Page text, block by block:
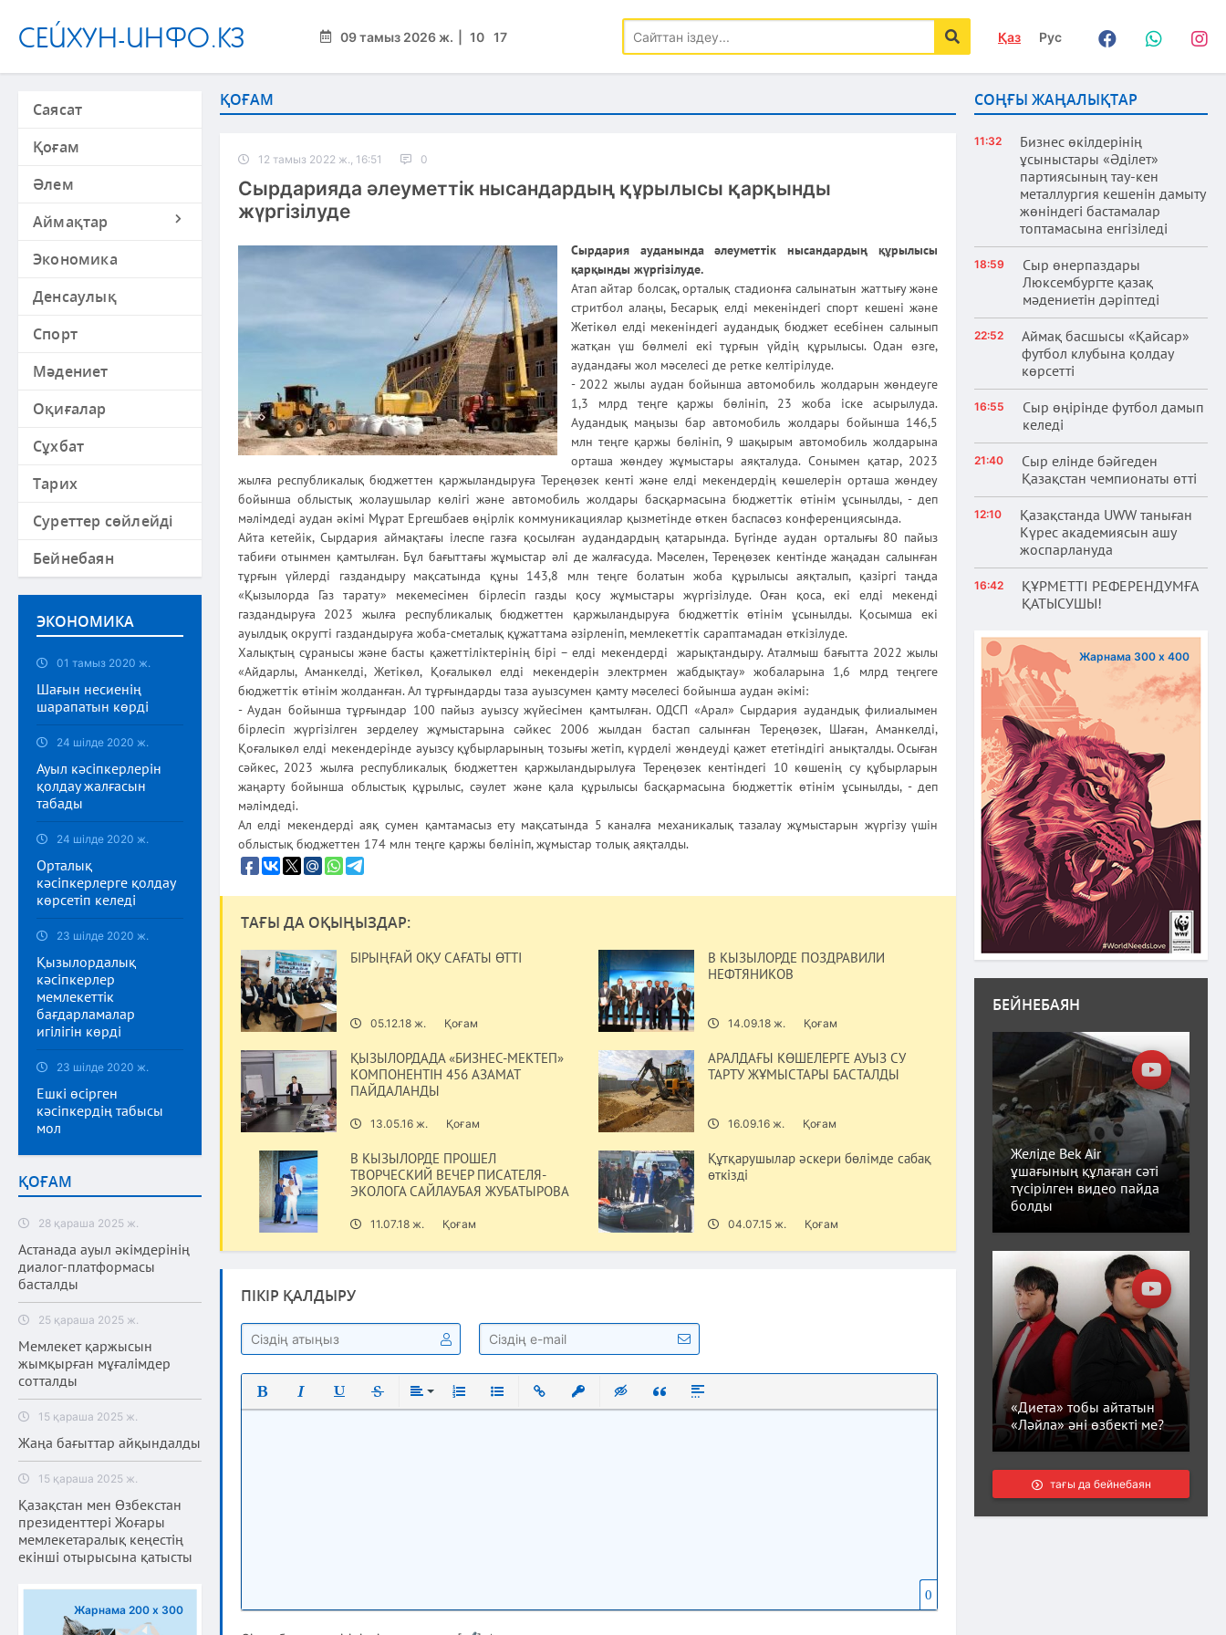
СЕЙХУН-ИНФО.КЗ 09 тамыз 2026 ж. 10 17
іздеу
Қаз
Рус
Саясат
Қоғам
Әлем
Аймақтар
Экономика
Денсаулық
Спорт
Мәдениет
Оқиғалар
Сұхбат
Тарих
Суреттер сөйлейді
Бейнебаян
ЭКОНОМИКА
01 тамыз 2020 ж.
Шағын несиенің
шарапатын көрді
24 шілде 2020 ж.
Ауыл кәсіпкерлерін
қолдау жалғасын
табады
24 шілде 2020 ж.
Орталық
кәсіпкерлерге қолдау
көрсетіп келеді
23 шілде 2020 ж.
Қызылордалық
кәсіпкерлер
мемлекеттік
бағдарламалар
игілігін көрді
23 шілде 2020 ж.
Ешкі өсірген
кәсіпкердің табысы
мол
ҚОҒАМ
28 қараша 2025 ж.
Астанада ауыл әкімдерінің
диалог-платформасы
басталды
25 қараша 2025 ж.
Мемлекет қаржысын
жымқырған мұғалімдер
сотталды
15 қараша 2025 ж.
Жаңа бағыттар айқындалды
15 қараша 2025 ж.
Қазақстан мен Өзбекстан
президенттері Жоғары
мемлекетаралық кеңестің
екінші отырысына қатысты
Жарнама 200 х 300
ҚОҒАМ
12 тамыз 2022 ж., 16:51 0
Сырдарияда әлеуметтік нысандардың құрылысы қарқынды
жүргізілуде
Сырдария ауданында әлеуметтік нысандардың құрылысы
қарқынды жүргізілуде.
Атап айтар болсақ, орталық стадионға салынатын жаттығу және
стритбол алаңы, Бесарық елді мекеніндегі спорт кешені және
Жетікөл елді мекеніндегі аудандық бюджет есебінен салынып
жатқан үш бөлмелі екі тұрғын үйдің құрылысы. Одан өзге,
аудандағы жол мәселесі де ретке келтірілуде.
- 2022 жылы аудан бойынша автомобиль жолдарын жөндеуге
1,3 млрд теңге қаржы бөлініп, 23 жоба іске асырылуда.
Аудандық маңызы бар автомобиль жолдары бойынша 146,5
млн теңге қаржы бөлініп, 9 шақырым автомобиль жолдарына
орташа жөндеу жұмыстары аяқталуда. Сонымен қатар, 2023
жылға республикалық бюджеттен қаржыландыруға Тереңөзек кенті және елді мекендердің көшелерін орташа жөндеу
бойынша облыстық жолаушылар көлігі және автомобиль жолдары басқармасына бюджеттік өтінім ұсынылды, - деп
мәлімдеді аудан әкімі Мұрат Ергешбаев өңірлік коммуникациялар қызметінде өткен баспасөз конференциясында.
Айта кетейік, Сырдария аймақтағы ілеспе газға қосылған аудандардың қатарында. Бүгінде аудан орталығы 80 пайыз
табиғи отынмен қамтылған. Бұл бағыттағы жұмыстар әлі де жалғасуда. Мәселен, Тереңөзек кентінде жаңадан салынған
тұрғын үйлерді газдандыру мақсатында құны 143,8 млн теңге болатын жоба құрылысы аяқталып, қазіргі таңда
«Қызылорда Газ тарату» мекемесімен бірлесіп газды қосу жұмыстары жүргізілуде. Оған қоса, екі елді мекенді
газдандыруға 2023 жылға республикалық бюджеттен қаржыландыруға бюджеттік өтінім ұсынылды. Қосымша екі
ауылдық округті газдандыруға жоба-сметалық құжаттама әзірленіп, мемлекеттік сараптамадан өткізілуде.
Халықтың сұранысы және басты қажеттіліктерінің бірі – елді мекендерді жарықтандыру. Аталмыш бағытта 2022 жылы
«Айдарлы, Аманкелді, Жетікөл, Қоғалыкөл елді мекендерін электрмен жабдықтау» жобаларына 1,6 млрд теңгеге
бюджеттік өтінім жолданған. Ал тұрғындарды таза ауызсумен қамту мәселесі бойынша аудан әкімі:
- Аудан бойынша тұрғындар 100 пайыз ауызсу жүйесімен қамтылған. ОДСП «Арал» Сырдария аудандық филиалымен
бірлесіп жүргізілген зерделеу жұмыстарына сәйкес 2006 жылдан бастап салынған Тереңөзек, Шаған, Аманкелді,
Қоғалыкөл елді мекендерінде ауызсу құбырларының тозығы жетіп, күрделі жөндеуді қажет ететіндігі анықталды. Осыған
сәйкес, 2023 жылға республикалық бюджеттен қаржыландырылуға Тереңөзек кентіндегі 10 көшенің су құбырларын
жаңарту бойынша облыстық құрылыс, сәулет және қала құрылысы басқармасына бюджеттік өтінім ұсынылды, - деп
мәлімдеді.
Ал елді мекендерді аяқ сумен қамтамасыз ету мақсатында 5 каналға механикалық тазалау жұмыстарын жүргізу үшін
облыстық бюджеттен 174 млн теңге қаржы бөлініп, жұмыстар толық аяқталды.
ТАҒЫ ДА ОҚЫҢЫЗДАР:
БІРЫҢҒАЙ ОҚУ САҒАТЫ ӨТТІ
05.12.18 ж. Қоғам
В КЫЗЫЛОРДЕ ПОЗДРАВИЛИ
НЕФТЯНИКОВ
14.09.18 ж. Қоғам
ҚЫЗЫЛОРДАДА «БИЗНЕС-МЕКТЕП»
КОМПОНЕНТІН 456 АЗАМАТ
ПАЙДАЛАНДЫ
13.05.16 ж. Қоғам
АРАЛДАҒЫ КӨШЕЛЕРГЕ АУЫЗ СУ
ТАРТУ ЖҰМЫСТАРЫ БАСТАЛДЫ
16.09.16 ж. Қоғам
В КЫЗЫЛОРДЕ ПРОШЕЛ
ТВОРЧЕСКИЙ ВЕЧЕР ПИСАТЕЛЯ-
ЭКОЛОГА САЙЛАУБАЯ ЖУБАТЫРОВА
11.07.18 ж. Қоғам
Құтқарушылар әскери бөлімде сабақ
өткізді
04.07.15 ж. Қоғам
ПІКІР ҚАЛДЫРУ
Полужирный
КурсивПодчеркнутый
ЗачеркнутыйВыравнивание
Нумерованный список
Маркированный список
Вставить ссылку
Вставить защищенную ссылку
Вставка скрытого текста
Вставка цитаты
Вставка спойлера
0
СОҢҒЫ ЖАҢАЛЫҚТАР
11:32
Бизнес өкілдерінің
ұсыныстары «Әділет»
партиясының тау-кен
металлургия кешенін дамыту
жөніндегі бастамалар
топтамасына енгізіледі
18:59
Сыр өнерпаздары
Люксембургте қазақ
мәдениетін дәріптеді
22:52
Аймақ басшысы «Қайсар»
футбол клубына қолдау
көрсетті
16:55
Сыр өңірінде футбол дамып
келеді
21:40
Сыр елінде бәйгеден
Қазақстан чемпионаты өтті
12:10
Қазақстанда UWW таныған
Күрес академиясын ашу
жоспарлануда
16:42
ҚҰРМЕТТІ РЕФЕРЕНДУМҒА
ҚАТЫСУШЫ!
Жарнама 300 х 400
БЕЙНЕБАЯН
Желіде Bek Air
ұшағының құлаған сәті
түсірілген видео пайда
болды
«Диета» тобы айтатын
«Ләйла» әні өзбекті ме?
тағы да бейнебаян